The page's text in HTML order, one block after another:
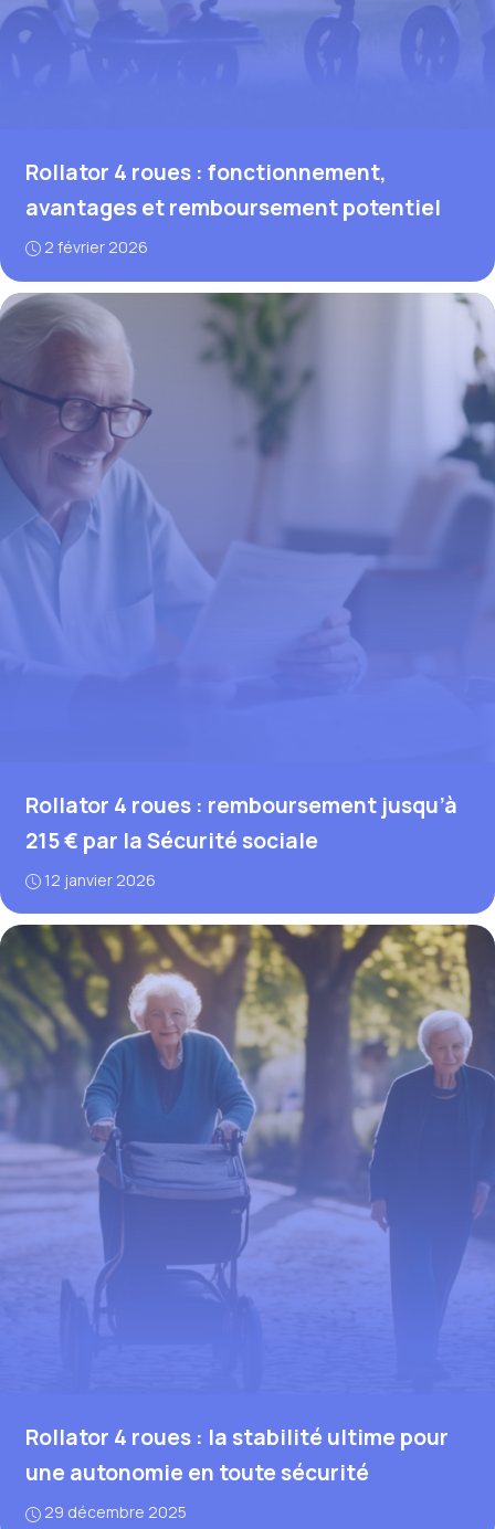
Rollator 4 roues : fonctionnement,
avantages et remboursement potentiel
2 février 2026
Rollator 4 roues : remboursement jusqu’à
215 € par la Sécurité sociale
12 janvier 2026
Rollator 4 roues : la stabilité ultime pour
une autonomie en toute sécurité
29 décembre 2025